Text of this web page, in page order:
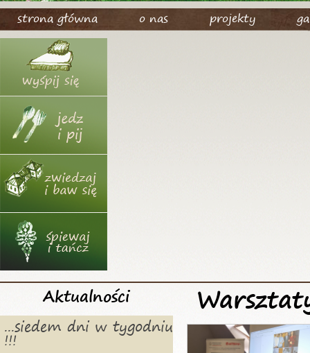
strona główna o nas projekty
Aktualności
...siedem dni w tygodniu
!!!